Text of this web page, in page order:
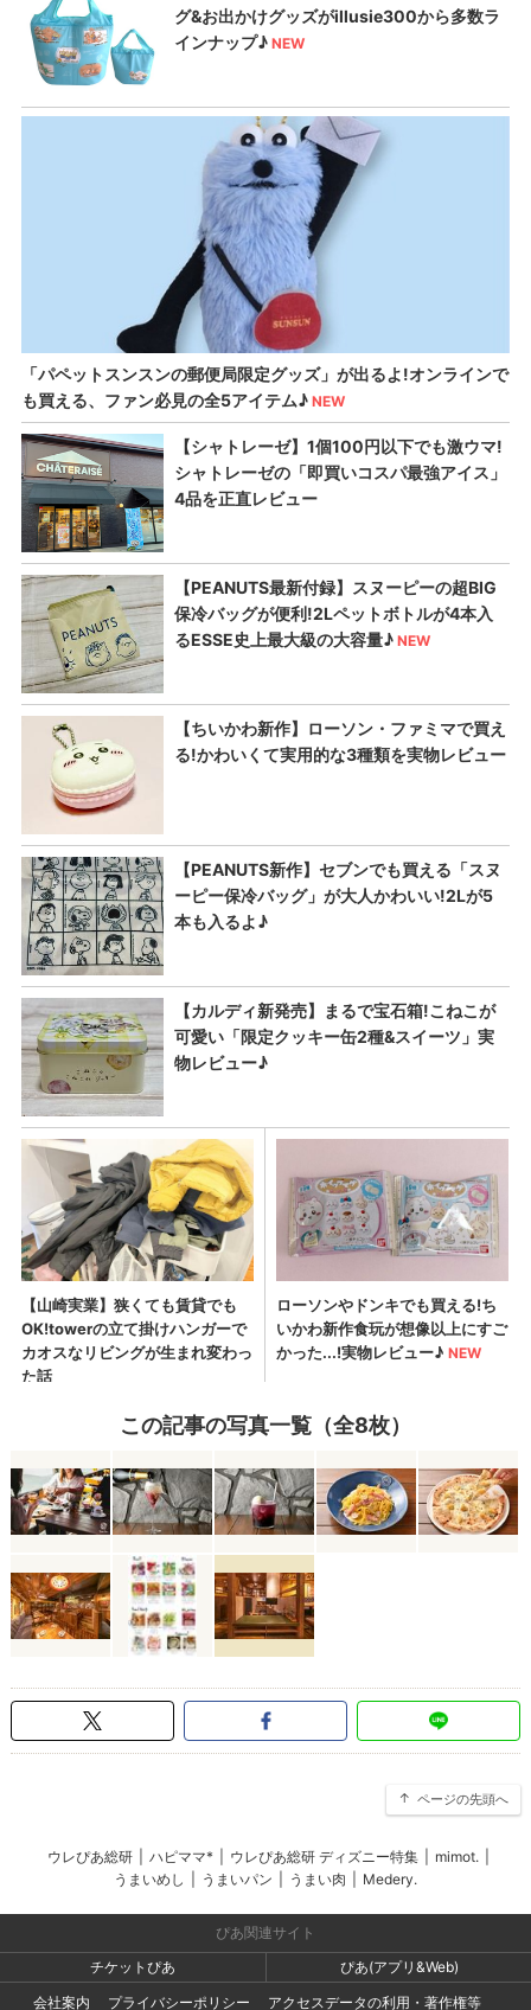
この記事の写真一覧（全8枚）
ページの先頭へ
ウレぴあ総研 ハピママ* ウレぴあ総研 ディズニー特集 mimot.
うまいめし
うまいパン うまい肉 Medery.
ぴあ関連サイト
チケットぴあ
ぴあ(アプリ&Web)
会社案内
プライバシーポリシー アクセスデータの利用・著作権等